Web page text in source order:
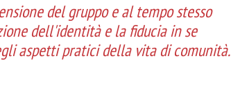
del gruppo e al tempo stesso
dell'identità e la fiducia in se
aspetti pratici della vita di comunità.